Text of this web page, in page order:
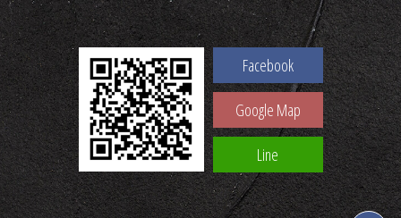
Facebook
Google Map
Line